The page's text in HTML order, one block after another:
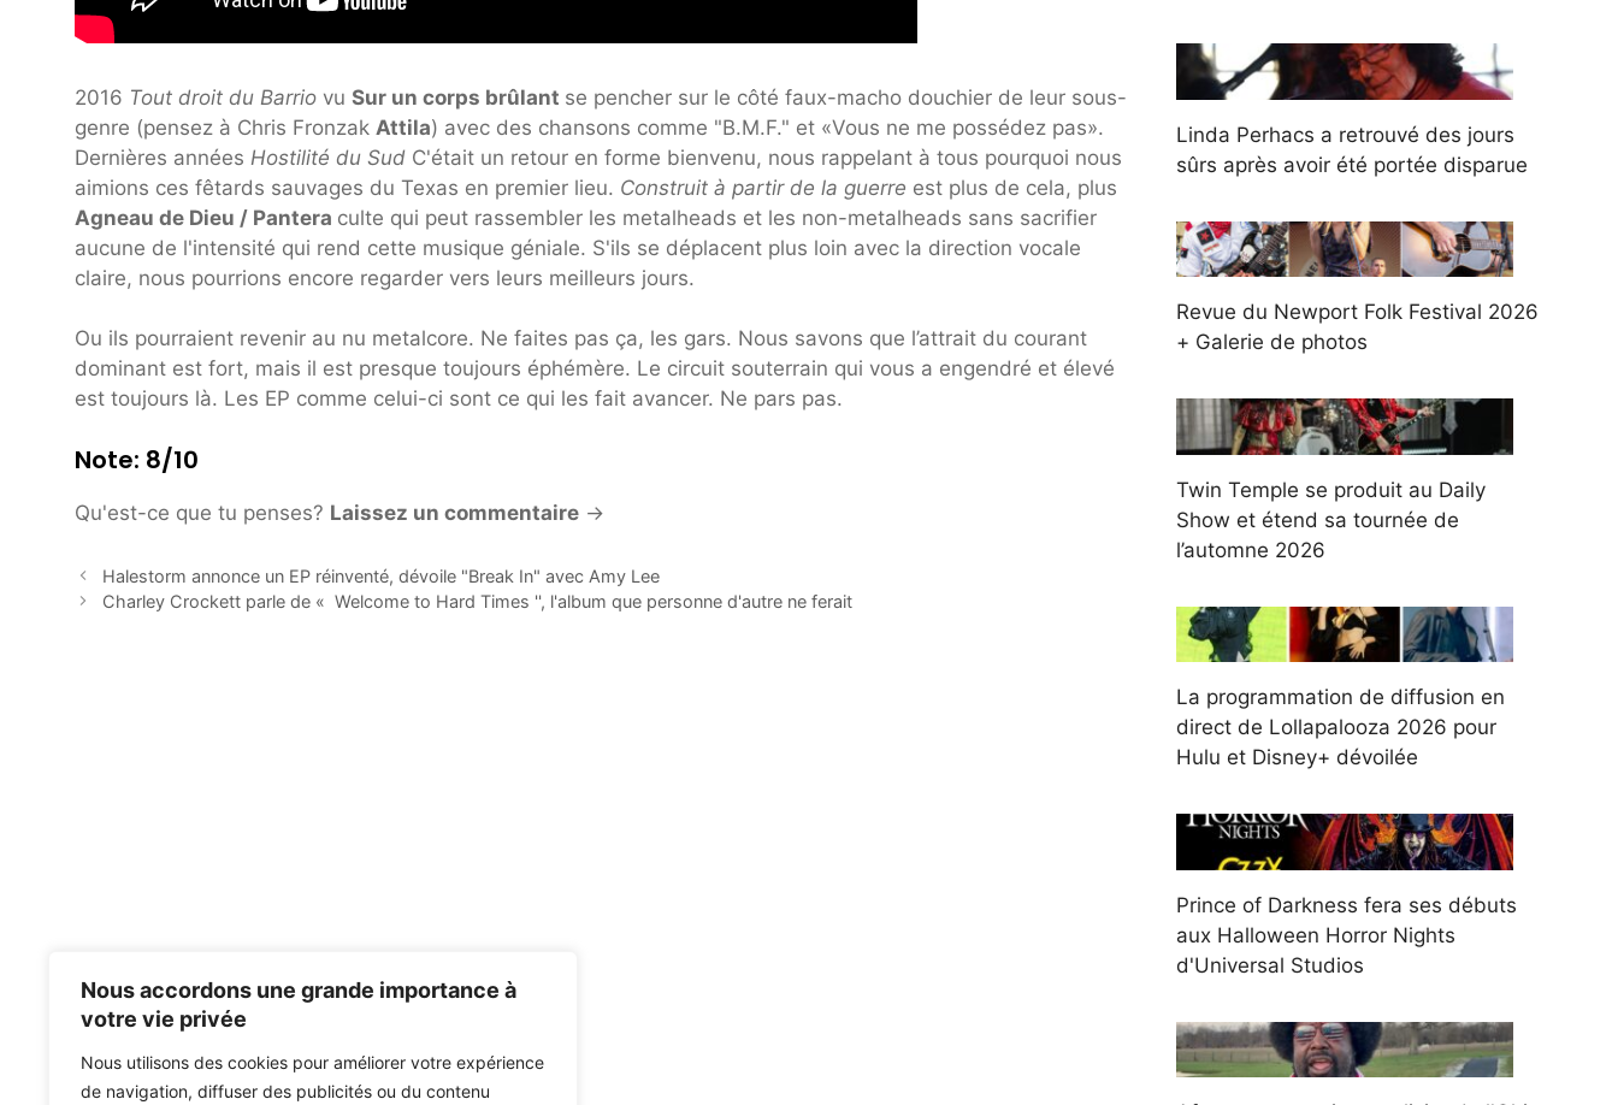
Nous accordons une grande importance à
votre vie privée
Nous utilisons des cookies pour améliorer votre expérience
de navigation, diffuser des publicités ou du contenu
2016 Tout droit du Barrio vu Sur un corps brûlant se pencher sur le côté faux-macho douchier de leur sous-
genre (pensez à Chris Fronzak Attila) avec des chansons comme "B.M.F." et «Vous ne me possédez pas».
Dernières années Hostilité du Sud C'était un retour en forme bienvenu, nous rappelant à tous pourquoi nous
aimions ces fêtards sauvages du Texas en premier lieu. Construit à partir de la guerre est plus de cela, plus
Agneau de Dieu / Pantera culte qui peut rassembler les metalheads et les non-metalheads sans sacrifier
aucune de l'intensité qui rend cette musique géniale. S'ils se déplacent plus loin avec la direction vocale
claire, nous pourrions encore regarder vers leurs meilleurs jours.
Ou ils pourraient revenir au nu metalcore. Ne faites pas ça, les gars. Nous savons que l’attrait du courant
dominant est fort, mais il est presque toujours éphémère. Le circuit souterrain qui vous a engendré et élevé
est toujours là. Les EP comme celui-ci sont ce qui les fait avancer. Ne pars pas.
Note: 8/10
Qu'est-ce que tu penses? Laissez un commentaire →
Halestorm annonce un EP réinventé, dévoile "Break In" avec Amy Lee
Charley Crockett parle de « Welcome to Hard Times '', l'album que personne d'autre ne ferait
Linda Perhacs a retrouvé des jours
sûrs après avoir été portée disparue
Revue du Newport Folk Festival 2026
+ Galerie de photos
Twin Temple se produit au Daily
Show et étend sa tournée de
l’automne 2026
La programmation de diffusion en
direct de Lollapalooza 2026 pour
Hulu et Disney+ dévoilée
Prince of Darkness fera ses débuts
aux Halloween Horror Nights
d'Universal Studios